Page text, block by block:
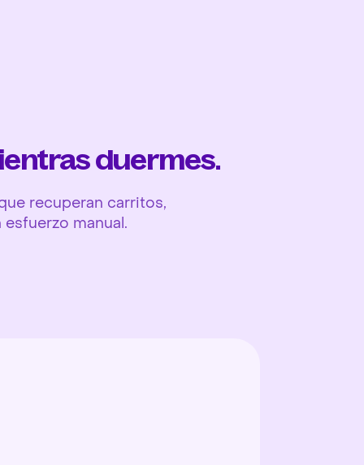
duermes.
recuperan carritos,
manual.